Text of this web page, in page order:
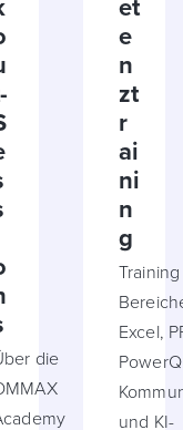
die
et
e
n
zt
r
ai
ni
n
g
Excel,
und KI-